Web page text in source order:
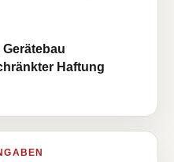
Haftung